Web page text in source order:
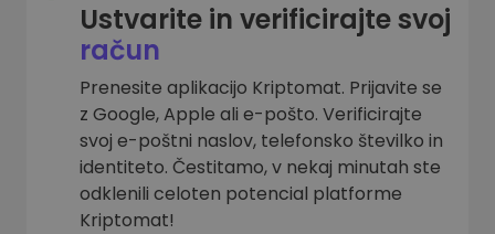
Ustvarite in verificirajte svoj
račun
Prenesite aplikacijo Kriptomat. Prijavite se
z Google, Apple ali e-pošto. Verificirajte
svoj e-poštni naslov, telefonsko številko in
identiteto. Čestitamo, v nekaj minutah ste
odklenili celoten potencial platforme
Kriptomat!